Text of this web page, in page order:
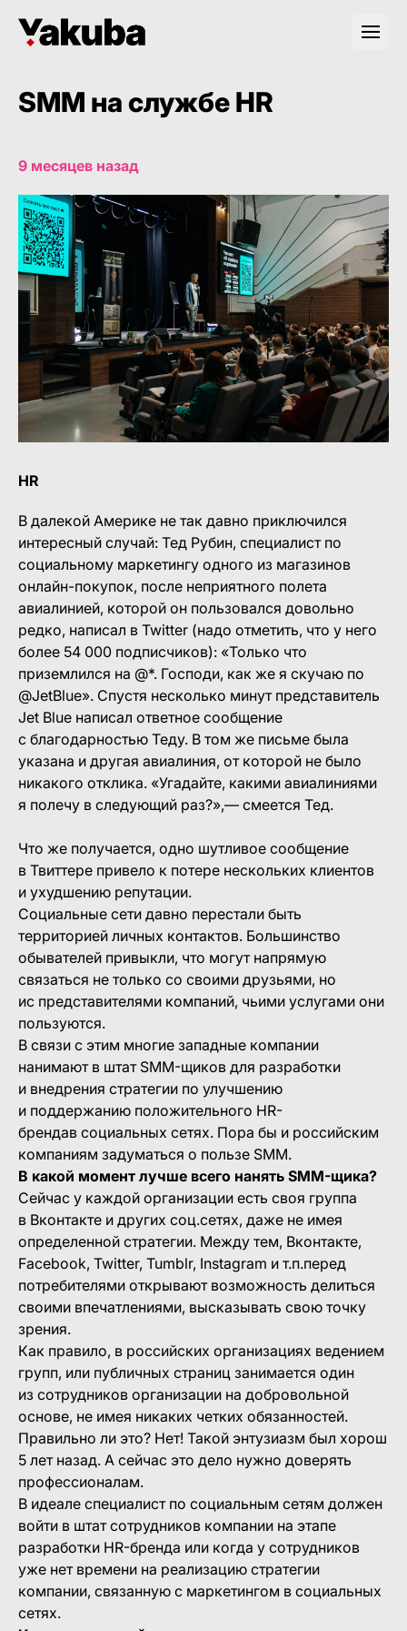
SMM на службе HR
9 месяцев назад
HR
В далекой Америке не так давно приключился
интересный случай: Тед Рубин, специалист по
социальному маркетингу одного из магазинов
онлайн-покупок, после неприятного полета
авиалинией, которой он пользовался довольно
редко, написал в Twitter (надо отметить, что у него
более 54 000 подписчиков): «Только что
приземлился на @*. Господи, как же я скучаю по
@JetBlue». Спустя несколько минут представитель
Jet Blue написал ответное сообщение
с благодарностью Теду. В том же письме была
указана и другая авиалиния, от которой не было
никакого отклика. «Угадайте, какими авиалиниями
я полечу в следующий раз?»,— смеется Тед.
Что же получается, одно шутливое сообщение
в Твиттере привело к потере нескольких клиентов
и ухудшению репутации.
Социальные сети давно перестали быть
территорией личных контактов. Большинство
обывателей привыкли, что могут напрямую
связаться не только со своими друзьями, но
ис представителями компаний, чьими услугами они
пользуются.
В связи с этим многие западные компании
нанимают в штат SMM-щиков для разработки
и внедрения стратегии по улучшению
и поддержанию положительного HR-
брендав социальных сетях. Пора бы и российским
компаниям задуматься о пользе SMM.
В какой момент лучше всего нанять SMM-щика?
Сейчас у каждой организации есть своя группа
в Вконтакте и других соц.сетях, даже не имея
определенной стратегии. Между тем, Вконтакте,
Facebook, Twitter, Tumblr, Instagram и т.п.перед
потребителями открывают возможность делиться
своими впечатлениями, высказывать свою точку
зрения.
Как правило, в российских организациях ведением
групп, или публичных страниц занимается один
из сотрудников организации на добровольной
основе, не имея никаких четких обязанностей.
Правильно ли это? Нет! Такой энтузиазм был хорош
5 лет назад. А сейчас это дело нужно доверять
профессионалам.
В идеале специалист по социальным сетям должен
войти в штат сотрудников компании на этапе
разработки HR-бренда или когда у сотрудников
уже нет времени на реализацию стратегии
компании, связанную с маркетингом в социальных
сетях.